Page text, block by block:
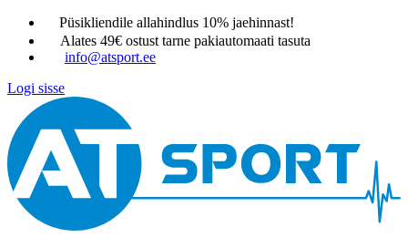
Püsikliendile allahindlus 10% jaehinnast!
Alates 49€ ostust tarne pakiautomaati tasuta
info@atsport.ee
Logi sisse